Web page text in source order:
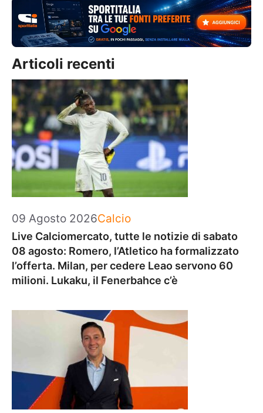
Articoli recenti
09 Agosto 2026Categorie
Calcio
Live Calciomercato, tutte le notizie di sabato
08 agosto: Romero, l’Atletico ha formalizzato
l’offerta. Milan, per cedere Leao servono 60
milioni. Lukaku, il Fenerbahce c’è